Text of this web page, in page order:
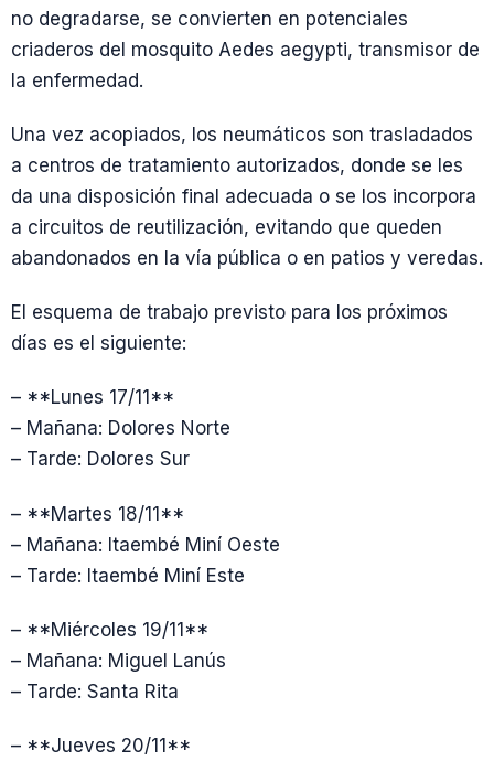
no degradarse, se convierten en potenciales
criaderos del mosquito Aedes aegypti, transmisor de
la enfermedad.
Una vez acopiados, los neumáticos son trasladados
a centros de tratamiento autorizados, donde se les
da una disposición final adecuada o se los incorpora
a circuitos de reutilización, evitando que queden
abandonados en la vía pública o en patios y veredas.
El esquema de trabajo previsto para los próximos
días es el siguiente:
– **Lunes 17/11**
– Mañana: Dolores Norte
– Tarde: Dolores Sur
– **Martes 18/11**
– Mañana: Itaembé Miní Oeste
– Tarde: Itaembé Miní Este
– **Miércoles 19/11**
– Mañana: Miguel Lanús
– Tarde: Santa Rita
– **Jueves 20/11**